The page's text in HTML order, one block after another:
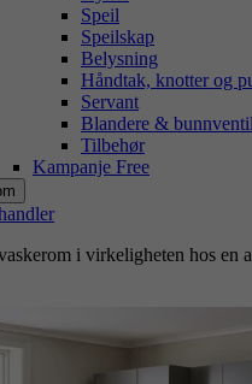
Speil
Speilskap
Belysning
Håndtak, knotter og
Servant
Blandere &
Tilbehør
Kampanje Free
i virkeligheten hos en